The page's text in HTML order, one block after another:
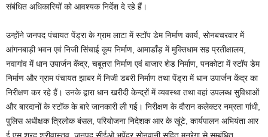
संबंधित अधिकारियों को आवश्यक निर्देश दे रहे हैं।
उन्होंने जनपद पंचायत पेंड्रा के ग्राम लाटा में स्टॉप डेम निर्माण कार्य, सोनबचरवार में
आंगनबाड़ी भवन एवं निजी सिंचाई कूप निर्माण, आमाडाँड़ में मुक्तिधाम सह प्रतीक्षालय,
नवागांव में धान उपार्जन केंद्र, चबूतरा निर्माण एवं बाजार शेड निर्माण, पनकोटा में स्टॉप डेम
निर्माण और ग्राम पंचायत झाबर में निजी डबरी निर्माण तथा पेंड्रा में धान उपार्जन केंद्र का
निरीक्षण कर रहे हैं। उनके द्वारा धान खरीदी केन्द्रों में व्यवस्था तथा वहां उपलब्ध सुविधाओं
और बारदानों के स्टॉक के बारे जानकारी ली गई। निरीक्षण के दौरान कलेक्टर नम्रता गांधी,
पुलिस अधीक्षक त्रिलोक बंसल, परियोजना निदेशक आर के खूंटे, कार्यपालन अभियंता आर